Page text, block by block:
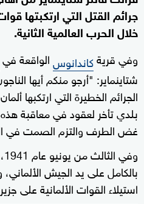
جرائم القتل التي ارتكبتها
خلال الحرب العالمية الثانية.
وفي قريةكاندانوسالواقعة في
شتاينماير: "أرجو منكم أيها
الجرائم الخطيرة التي ارتكبها
بلدي تأخر لعقود في معاقبة هذه
غض الطرف والتزم الصمت في
بالكامل على يد الجيش
استيلاء القوات الألمانية على